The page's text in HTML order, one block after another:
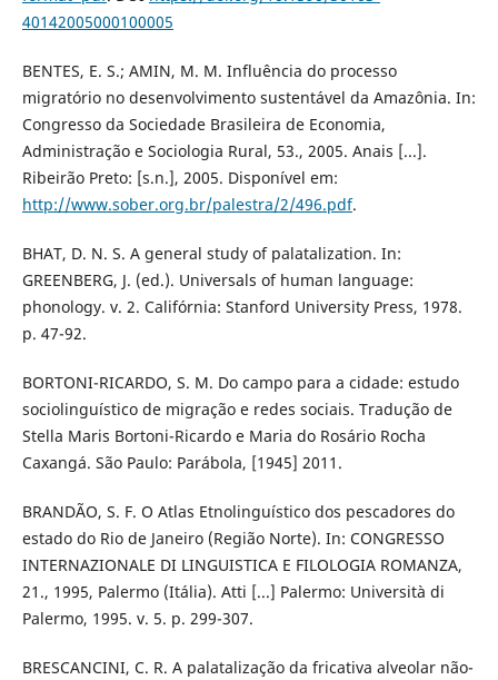
40142005000100005
BENTES, E. S.; AMIN, M. M. Influência do processo
migratório no desenvolvimento sustentável da Amazônia. In:
Congresso da Sociedade Brasileira de Economia,
Administração e Sociologia Rural, 53., 2005. Anais [...].
Ribeirão Preto: [s.n.], 2005. Disponível em:
http://www.sober.org.br/palestra/2/496.pdf.
BHAT, D. N. S. A general study of palatalization. In:
GREENBERG, J. (ed.). Universals of human language:
phonology. v. 2. Califórnia: Stanford University Press, 1978.
p. 47-92.
BORTONI-RICARDO, S. M. Do campo para a cidade: estudo
sociolinguístico de migração e redes sociais. Tradução de
Stella Maris Bortoni-Ricardo e Maria do Rosário Rocha
Caxangá. São Paulo: Parábola, [1945] 2011.
BRANDÃO, S. F. O Atlas Etnolinguístico dos pescadores do
estado do Rio de Janeiro (Região Norte). In: CONGRESSO
INTERNAZIONALE DI LINGUISTICA E FILOLOGIA ROMANZA,
21., 1995, Palermo (Itália). Atti [...] Palermo: Università di
Palermo, 1995. v. 5. p. 299-307.
BRESCANCINI, C. R. A palatalização da fricativa alveolar não-